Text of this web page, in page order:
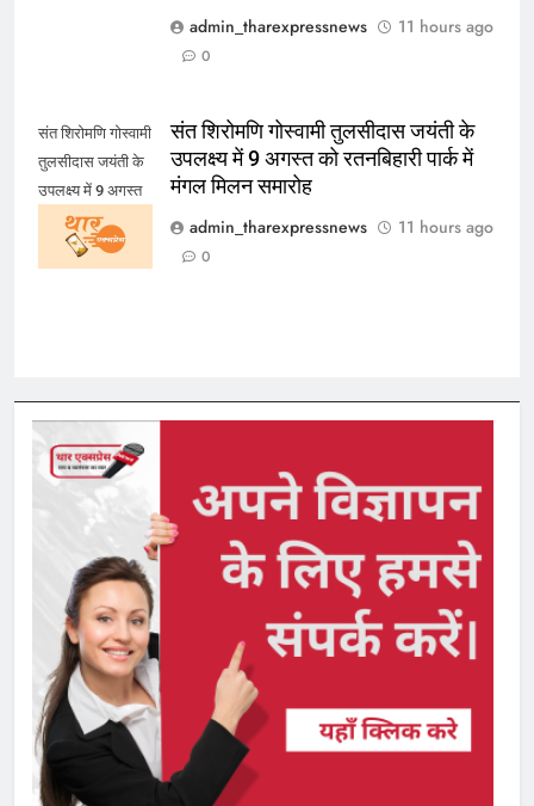
admin_tharexpressnews
11 hours ago
0
संत शिरोमणि गोस्वामी
तुलसीदास जयंती के
उपलक्ष्य में 9 अगस्त
को रतनबिहारी पार्क में
मंगल मिलन समारोह
संत शिरोमणि गोस्वामी तुलसीदास जयंती के
उपलक्ष्य में 9 अगस्त को रतनबिहारी पार्क में
मंगल मिलन समारोह
admin_tharexpressnews
11 hours ago
0